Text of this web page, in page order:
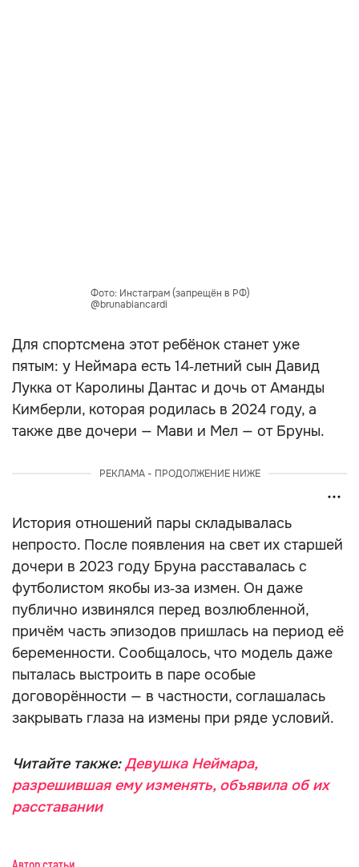
Фото: Инстаграм (запрещён в РФ)
@brunabiancardi
Для спортсмена этот ребёнок станет уже
пятым: у Неймара есть 14‑летний сын Давид
Лукка от Каролины Дантас и дочь от Аманды
Кимберли, которая родилась в 2024 году, а
также две дочери — Мави и Мел — от Бруны.
РЕКЛАМА - ПРОДОЛЖЕНИЕ НИЖЕ
История отношений пары складывалась
непросто. После появления на свет их старшей
дочери в 2023 году Бруна расставалась с
футболистом якобы из‑за измен. Он даже
публично извинялся перед возлюбленной,
причём часть эпизодов пришлась на период её
беременности. Сообщалось, что модель даже
пыталась выстроить в паре особые
договорённости — в частности, соглашалась
закрывать глаза на измены при ряде условий.
Читайте также:Девушка Неймара,
разрешившая ему изменять, объявила об их
расставании